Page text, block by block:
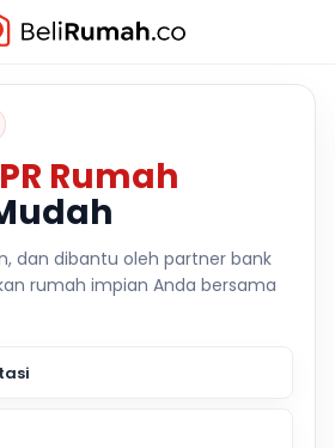
Rumah
dan dibantu oleh partner bank
rumah impian Anda bersama